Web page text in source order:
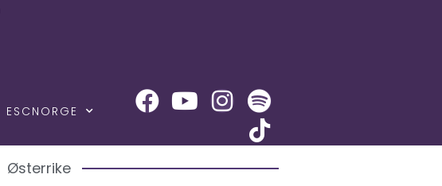
ESCNORGE
Østerrike